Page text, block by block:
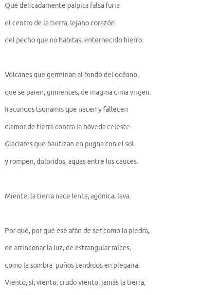
Qué delicadamente palpita falsa furia
el centro de la tierra, lejano corazón
del pecho que no habitas, enternecido hierro.
Volcanes que germinan al fondo del océano,
que se paren, gimientes, de magma cima virgen.
Iracundos tsunamis que nacen y fallecen
clamor de tierra contra la bóveda celeste.
Glaciares que bautizan en pugna con el sol
y rompen, doloridos, aguas entre los cauces.
Miente; la tierra nace lenta, agónica, lava.
Por qué, por qué ese afán de ser como la piedra,
de arrinconar la luz, de estrangular raíces,
como la sombra puños tendidos en plegaria.
Viento, sí, viento, crudo viento; jamás la tierra;